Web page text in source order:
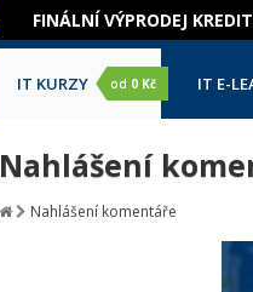
FINÁLNÍ VÝPRODEJ
IT KURZY od 0 Kč IT E-
Nahlášení
Nahlášení komentáře